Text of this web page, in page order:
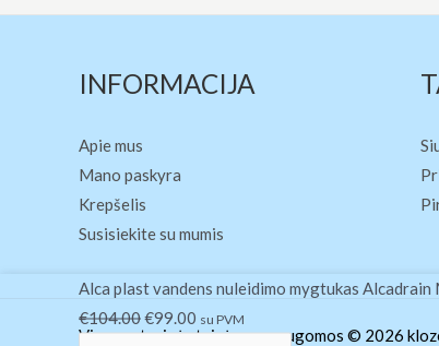
INFORMACIJA
Apie mus
Mano paskyra
Krepšelis
Susisiekite su mumis
Visos autorinės teisės yra saugomos © 2026
Alca plast vandens nuleidimo mygtukas
€104.00
Original
price
€99.00
Current
price
su PVM
produkto
kiekis: